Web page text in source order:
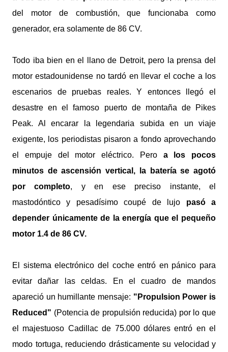
del motor de combustión, que funcionaba como
generador, era solamente de 86 CV.
Todo iba bien en el llano de Detroit, pero la prensa del
motor estadounidense no tardó en llevar el coche a los
escenarios de pruebas reales. Y entonces llegó el
desastre en el famoso puerto de montaña de Pikes
Peak. Al encarar la legendaria subida en un viaje
exigente, los periodistas pisaron a fondo aprovechando
el empuje del motor eléctrico. Pero a los pocos
minutos de ascensión vertical, la batería se agotó
por completo, y en ese preciso instante, el
mastodóntico y pesadísimo coupé de lujo pasó a
depender únicamente de la energía que el pequeño
motor 1.4 de 86 CV.
El sistema electrónico del coche entró en pánico para
evitar dañar las celdas. En el cuadro de mandos
apareció un humillante mensaje: "Propulsion Power is
Reduced" (Potencia de propulsión reducida) por lo que
el majestuoso Cadillac de 75.000 dólares entró en el
modo tortuga, reduciendo drásticamente su velocidad y